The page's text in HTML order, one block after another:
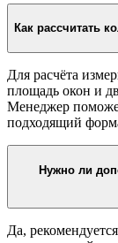
Как рассчитать
Для расчёта
площадь окон и
Менеджер
подходящий
Нужно ли
Да,